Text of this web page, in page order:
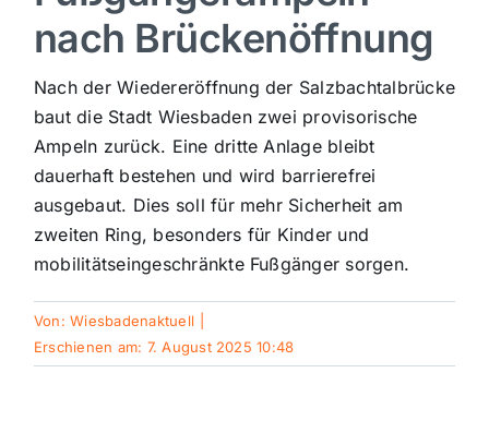
Sport
Kultur
Panorama
Mein Stadtteil
Galerie
nach Brückenöffnung
Nach der Wiedereröffnung der Salzbachtalbrücke
baut die Stadt Wiesbaden zwei provisorische
Ampeln zurück. Eine dritte Anlage bleibt
dauerhaft bestehen und wird barrierefrei
ausgebaut. Dies soll für mehr Sicherheit am
zweiten Ring, besonders für Kinder und
mobilitätseingeschränkte Fußgänger sorgen.
Von:Wiesbadenaktuell
Erschienen am: 7. August 2025 10:48